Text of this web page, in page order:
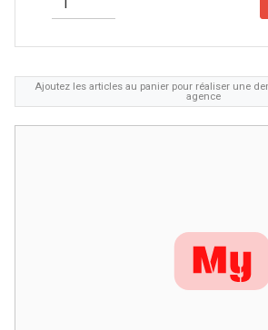
Ajoutez les articles au panier pour réaliser une
agence